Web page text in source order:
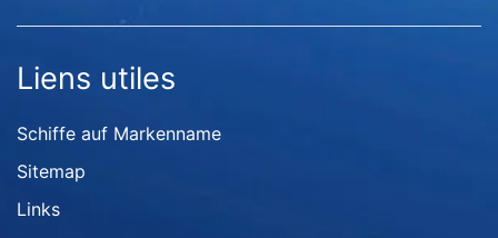
Liens utiles
Schiffe auf Markenname
Sitemap
Links